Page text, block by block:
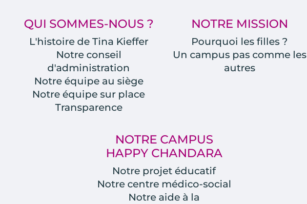
QUI SOMMES-NOUS ?
L'histoire de Tina Kieffer
Notre conseil
d'administration
Notre équipe au siège
Notre équipe sur place
Transparence
NOTRE MISSION
Pourquoi les filles ?
Un campus pas comme les
autres
NOTRE CAMPUS
HAPPY CHANDARA
Notre projet éducatif
Notre centre médico-social
Notre aide à la